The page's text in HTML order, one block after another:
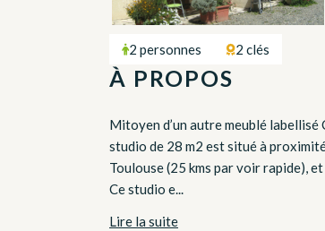
2 personnes 2 clés
À PROPOS
Mitoyen d’un autre meublé
studio de 28 m2 est situé à
Toulouse (25 kms par voir rapide),
Ce studio e...
Lire la suite